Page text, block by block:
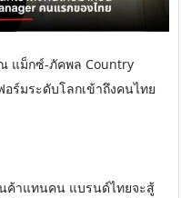
แม็กซ์-ภัคพล Country
ร์มระดับโลกเข้าถึงคนไทย
นค้าแทนคน แบรนด์ไทยจะสู้